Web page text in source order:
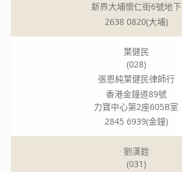
新界大埔懷仁街6號地下
2638 0820(大埔)
葉健民
(028)
張恩純葉健民律師行
香港金鐘道89號
力寶中心第2座605B室
2845 6939(金鐘)
劉漢銓
(031)